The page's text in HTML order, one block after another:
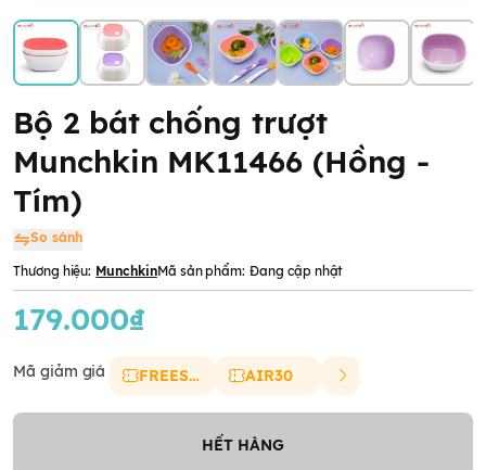
Bộ 2 bát chống trượt
Munchkin MK11466 (Hồng -
Tím)
So sánh
Thương hiệu: MunchkinMã sản phẩm: Đang cập nhật
179.000₫
Mã giảm giá FREESHIP AIR30
HẾT HÀNG